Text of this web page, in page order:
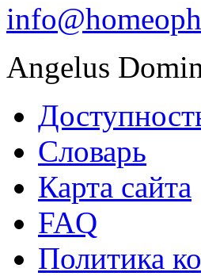
Angelus
Словарь
Карта сайта
FAQ
Политика